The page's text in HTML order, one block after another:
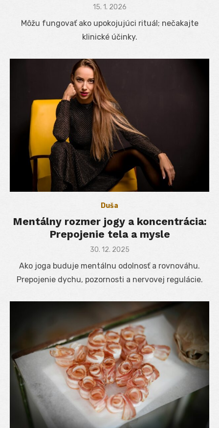
Posted
15. 1. 2026
Môžu fungovať ako upokojujúci rituál; nečakajte
klinické účinky.
Duša
Mentálny rozmer jogy a koncentrácia:
Prepojenie tela a mysle
Posted
30. 12. 2025
Ako joga buduje mentálnu odolnosť a rovnováhu.
Prepojenie dychu, pozornosti a nervovej regulácie.